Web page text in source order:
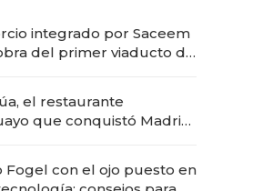
integrado por Saceem
del primer viaducto de
el restaurante
que conquistó Madrid:
y prepara apertura
Fogel con el ojo puesto en